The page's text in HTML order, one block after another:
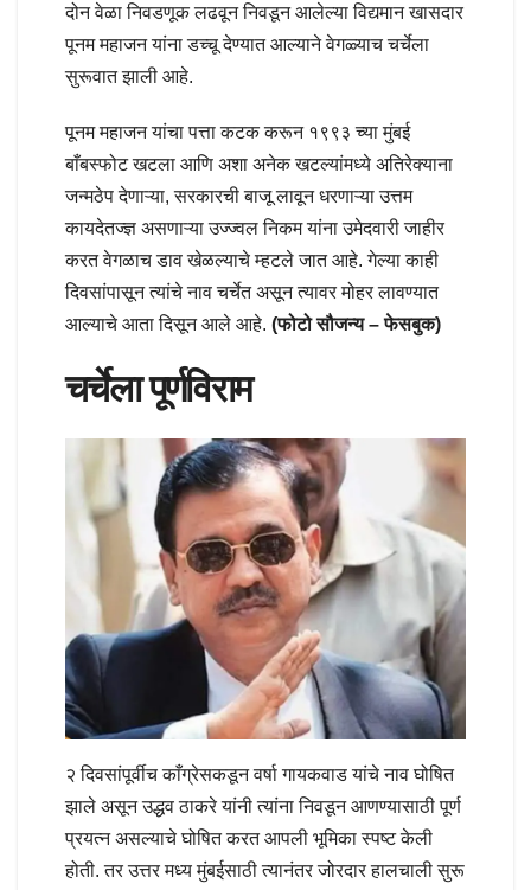
दोन वेळा निवडणूक लढवून निवडून आलेल्या विद्यमान खासदार
पूनम महाजन यांना डच्चू देण्यात आल्याने वेगळ्याच चर्चेला
सुरूवात झाली आहे.
पूनम महाजन यांचा पत्ता कटक करून १९९३ च्या मुंबई
बाँबस्फोट खटला आणि अशा अनेक खटल्यांमध्ये अतिरेक्याना
जन्मठेप देणाऱ्या, सरकारची बाजू लावून धरणाऱ्या उत्तम
कायदेतज्ज्ञ असणाऱ्या उज्ज्वल निकम यांना उमेदवारी जाहीर
करत वेगळाच डाव खेळल्याचे म्हटले जात आहे. गेल्या काही
दिवसांपासून त्यांचे नाव चर्चेत असून त्यावर मोहर लावण्यात
आल्याचे आता दिसून आले आहे. (फोटो सौजन्य – फेसबुक)
चर्चेला पूर्णविराम
२ दिवसांपूर्वीच काँग्रेसकडून वर्षा गायकवाड यांचे नाव घोषित
झाले असून उद्धव ठाकरे यांनी त्यांना निवडून आणण्यासाठी पूर्ण
प्रयत्न असल्याचे घोषित करत आपली भूमिका स्पष्ट केली
होती. तर उत्तर मध्य मुंबईसाठी त्यानंतर जोरदार हालचाली सुरू